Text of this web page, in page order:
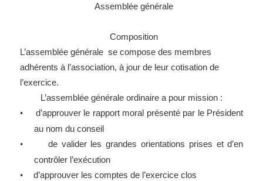
Assemblée générale
Composition
L’assemblée générale se compose des membres
adhérents à l’association, à jour de leur cotisation de
l’exercice.
L’assemblée générale ordinaire a pour mission:
•
d’approuver le rapport moral présenté par le Président
au nom du conseil
•
de valider les grandes orientations prises et d’en
contrôler l’exécution
• d’approuver les comptes de l’exercice clos